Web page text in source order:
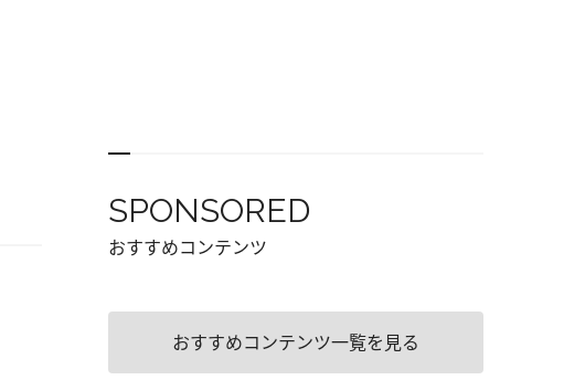
SPONSORED
おすすめコンテンツ
おすすめコンテンツ一覧を見る